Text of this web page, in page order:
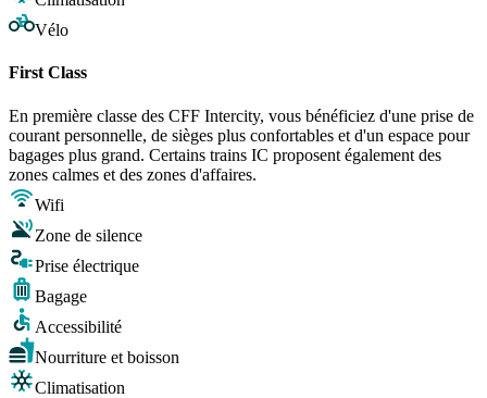
Vélo
First Class
En première classe des CFF Intercity, vous bénéficiez d'une prise de
courant personnelle, de sièges plus confortables et d'un espace pour
bagages plus grand. Certains trains IC proposent également des
zones calmes et des zones d'affaires.
Wifi
Zone de silence
Prise électrique
Bagage
Accessibilité
Nourriture et boisson
Climatisation